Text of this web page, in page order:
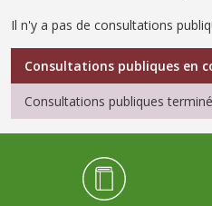
Il n'y a pas de consultations
Menu
Consultations publiques en
Consultations publiques
Médiathèque Footer